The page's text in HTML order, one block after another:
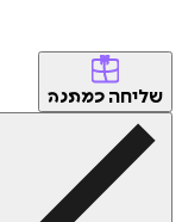
שליחה כמתנה